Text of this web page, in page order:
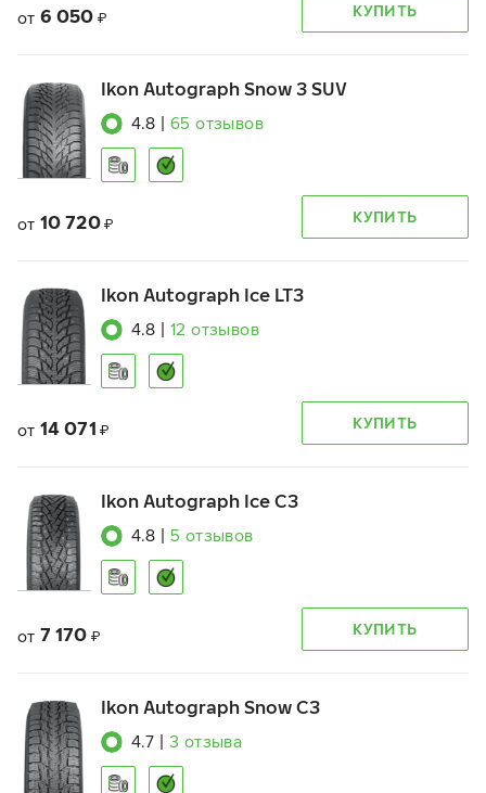
от 6 050 ₽ КУПИТЬ
Ikon Autograph Snow 3 SUV
4.8 65 отзывов
от 10 720 ₽ КУПИТЬ
Ikon Autograph Ice LT3
4.8 12 отзывов
от 14 071 ₽ КУПИТЬ
Ikon Autograph Ice C3
4.8 5 отзывов
от 7 170 ₽ КУПИТЬ
Ikon Autograph Snow C3
4.7 3 отзыва